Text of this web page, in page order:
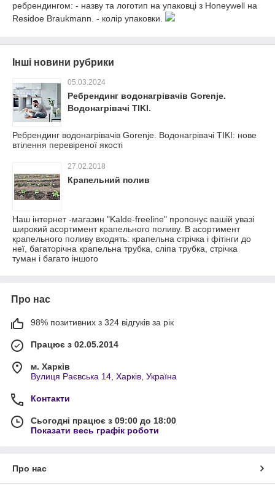
ребрендингом: - назву та логотип на упаковці з Honeywell на
Residoe Braukmann. - колір упаковки.
Інші новини рубрики
05.03.2024
Ребрендинг водонагрівачів Gorenje.
Водонагрівачі TIKI.
Ребрендинг водонагрівачів Gorenje. Водонагрівачі TIKI: нове
втілення перевіреної якості
27.02.2018
Крапельний полив
Наш інтернет -магазин "Kalde-freeline" пропонує вашій увазі
широкий асортимент крапельного поливу. В асортимент
крапельного поливу входять: крапельна стрічка і фітінги до
неї, багаторічна крапельна трубка, сліпа трубка, стрічка
туман і багато іншого
Про нас
98% позитивних з 324 відгуків за рік
Працює з 02.05.2014
м. Харків
Вулиця Раєвська 14, Харків, Україна
Контакти
Сьогодні працює з 09:00 до 18:00
Показати весь графік роботи
Про нас